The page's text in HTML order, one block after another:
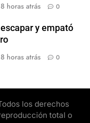
8 horas atrás 0
y empató
8 horas atrás 0
los derechos
total o